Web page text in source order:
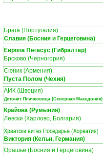
Брага (Португалия)
Славия (Босния и Герцеговина)
Европа Пегасус (Гибралтар)
Брсково (Черногория)
Сюник (Армения)
Пуста Полом (Чехия)
АИК (Швеция)
Детонит Плачковица (Северная Македония)
Крайова (Румыния)
Левски (Карлово, Болгария)
Хрватски витез Поседарье (Хорватия)
Виктория (Кельн, Германия)
Орашье (Босния и Герцеговина)